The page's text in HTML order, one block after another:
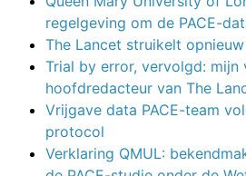
regelgeving om de PACE-
The Lancet struikelt
Trial by error, vervolgd: mijn
hoofdredacteur van The
Vrijgave data PACE-team
protocol
Verklaring QMUL: